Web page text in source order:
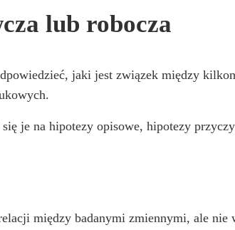
lub robocza
jaki jest związek między
je na hipotezy opisowe, hipotezy
między badanymi zmiennymi, ale